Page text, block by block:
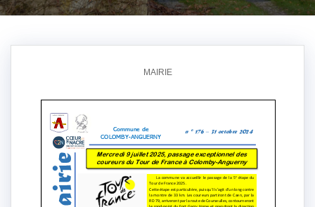
MAIRIE